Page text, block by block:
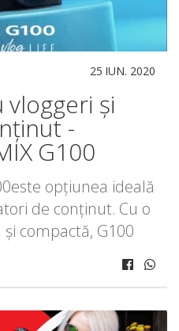
25 IUN. 2020
și
-
G100
opțiunea ideală
de conținut. Cu o
compactă, G100
foto și video